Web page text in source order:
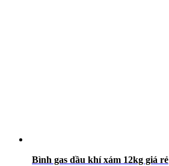
Bình gas dầu khí xám 12kg giá rẻ